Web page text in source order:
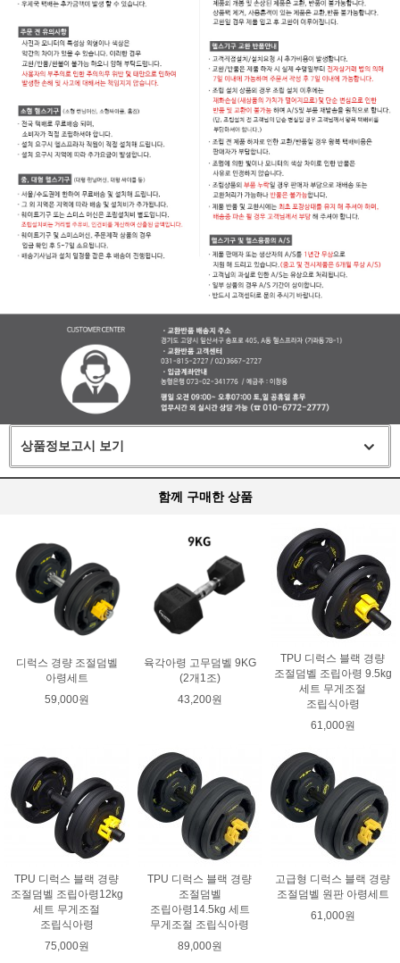
상품정보고시 보기
함께 구매한 상품
디럭스 경량 조절덤벨
아령세트
59,000원
육각아령 고무덤벨 9KG
(2개1조)
43,200원
TPU 디럭스 블랙 경량
조절덤벨 조립아령 9.5kg
세트 무게조절
조립식아령
61,000원
TPU 디럭스 블랙 경량
조절덤벨 조립아령12kg
세트 무게조절
조립식아령
75,000원
TPU 디럭스 블랙 경량
조절덤벨
조립아령14.5kg 세트
무게조절 조립식아령
89,000원
고급형 디럭스 블랙 경량
조절덤벨 원판 아령세트
61,000원